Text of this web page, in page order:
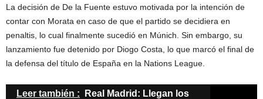
La decisión de De la Fuente estuvo motivada por la intención de
contar con Morata en caso de que el partido se decidiera en
penaltis, lo cual finalmente sucedió en Múnich. Sin embargo, su
lanzamiento fue detenido por Diogo Costa, lo que marcó el final de
la defensa del título de España en la Nations League.
Leer también :
Real Madrid: Llegan los